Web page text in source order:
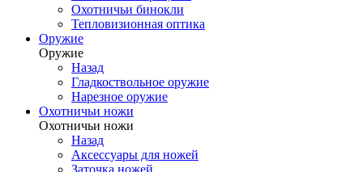
Охотничьи бинокли
Тепловизионная оптика
Оружие
Оружие
Назад
Гладкоствольное оружие
Нарезное оружие
Охотничьи ножи
Охотничьи ножи
Назад
Аксессуары для ножей
Заточка ножей